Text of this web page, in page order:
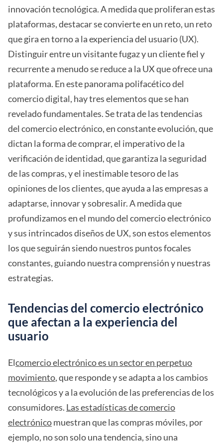
innovación tecnológica. A medida que proliferan estas
plataformas, destacar se convierte en un reto, un reto
que gira en torno a la experiencia del usuario (UX).
Distinguir entre un visitante fugaz y un cliente fiel y
recurrente a menudo se reduce a la UX que ofrece una
plataforma. En este panorama polifacético del
comercio digital, hay tres elementos que se han
revelado fundamentales. Se trata de las tendencias
del comercio electrónico, en constante evolución, que
dictan la forma de comprar, el imperativo de la
verificación de identidad, que garantiza la seguridad
de las compras, y el inestimable tesoro de las
opiniones de los clientes, que ayuda a las empresas a
adaptarse, innovar y sobresalir. A medida que
profundizamos en el mundo del comercio electrónico
y sus intrincados diseños de UX, son estos elementos
los que seguirán siendo nuestros puntos focales
constantes, guiando nuestra comprensión y nuestras
estrategias.
Tendencias del comercio electrónico
que afectan a la experiencia del
usuario
Elcomercio electrónico es un sector en perpetuo
movimiento, que responde y se adapta a los cambios
tecnológicos y a la evolución de las preferencias de los
consumidores. Las estadísticas de comercio
electrónicomuestran que las compras móviles, por
ejemplo, no son solo una tendencia, sino una